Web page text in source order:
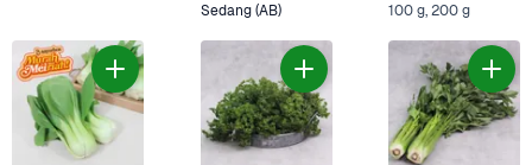
Sedang (AB)
100 g, 200 g